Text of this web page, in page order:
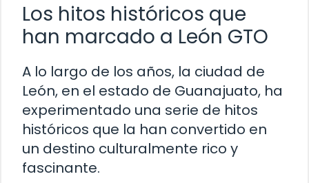
Los hitos históricos que
han marcado a León GTO
A lo largo de los años, la ciudad de
León, en el estado de Guanajuato, ha
experimentado una serie de hitos
históricos que la han convertido en
un destino culturalmente rico y
fascinante.